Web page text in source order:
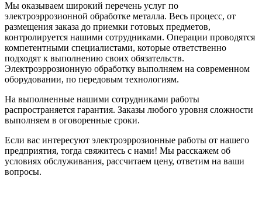
Мы оказываем широкий перечень услуг по
электроэррозионной обработке металла. Весь процесс, от
размещения заказа до приемки готовых предметов,
контролируется нашими сотрудниками. Операции проводятся
компетентными специалистами, которые ответственно
подходят к выполнению своих обязательств.
Электроэррозионную обработку выполняем на современном
оборудовании, по передовым технологиям.
На выполненные нашими сотрудниками работы
распространяется гарантия. Заказы любого уровня сложности
выполняем в оговоренные сроки.
Если вас интересуют электроэррозионные работы от нашего
предприятия, тогда свяжитесь с нами! Мы расскажем об
условиях обслуживания, рассчитаем цену, ответим на ваши
вопросы.